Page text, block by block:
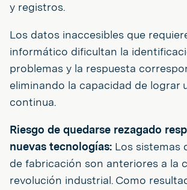
y registros.
Los datos inaccesibles que
informático dificultan la
problemas y la respuesta
eliminando la capacidad de lograr
continua.
Riesgo de quedarse rezagado
nuevas tecnologías: Los sistemas
de fabricación son anteriores a la
revolución industrial. Como